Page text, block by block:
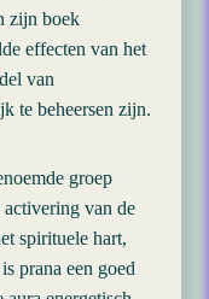
zijn boek
effecten van het
van
te beheersen zijn.
groep
activering van de
spirituele hart,
prana een goed